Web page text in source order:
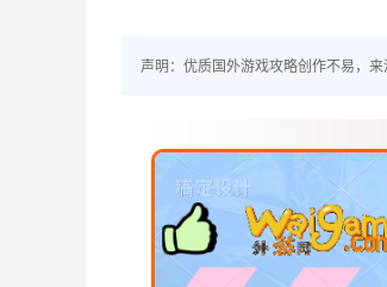
声明：优质国外游戏攻略创作不易，来